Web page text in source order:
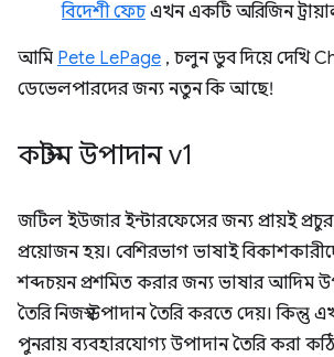
বিদেশী ফেচএখন একটি অরিজিন
আমি Pete LePage , চলুন ডুব দিয়ে দেখি
ডেভেলপারদের জন্য নতুন কি আছে!
কাস্টম উপাদান v1
জটিল ইউজার ইন্টারফেসের জন্য প্রায়ই
প্রয়োজন হয়। বেশিরভাগ ভাষাই
শব্দচয়ন প্রশমিত করার জন্য ভাষার আদিম
তৈরি নিজস্ব উপাদান তৈরি করতে দেয়। কিন্তু
পুনরায় ব্যবহারযোগ্য উপাদান তৈরি করা